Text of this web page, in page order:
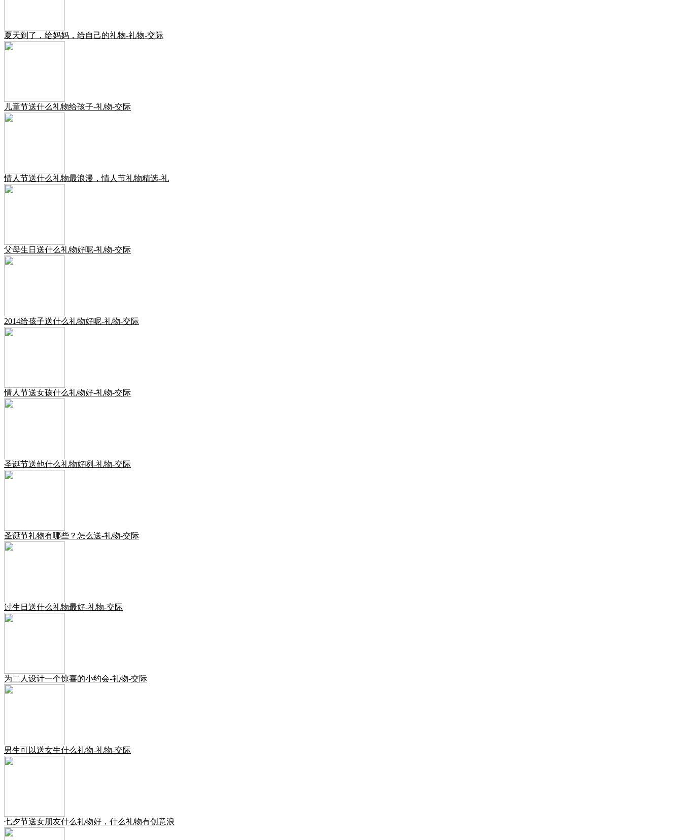
夏天到了，给妈妈，给自己的礼物-礼物-交际
儿童节送什么礼物给孩子-礼物-交际
情人节送什么礼物最浪漫，情人节礼物精选-礼
父母生日送什么礼物好呢-礼物-交际
2014给孩子送什么礼物好呢-礼物-交际
情人节送女孩什么礼物好-礼物-交际
圣诞节送他什么礼物好咧-礼物-交际
圣诞节礼物有哪些？怎么送-礼物-交际
过生日送什么礼物最好-礼物-交际
为二人设计一个惊喜的小约会-礼物-交际
男生可以送女生什么礼物-礼物-交际
七夕节送女朋友什么礼物好，什么礼物有创意浪